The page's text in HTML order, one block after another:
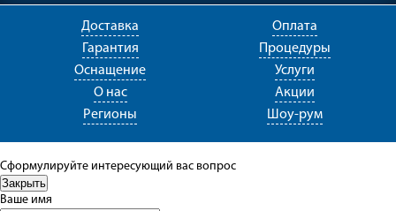
Доставка
Оплата
Гарантия
Процедуры
Оснащение
Услуги
О нас
Акции
Регионы
Шоу-рум
Сформулируйте интересующий вас вопрос
Ваше имя